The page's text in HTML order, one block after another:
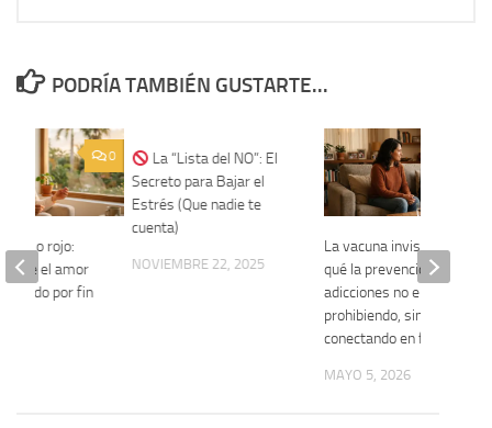
PODRÍA TAMBIÉN GUSTARTE...
La “Lista del NO”: El
Secreto para Bajar el
Estrés (Que nadie te
cuenta)
NOVIEMBRE 22, 2025
La vacuna invisible: Por
qué la prevención de
adicciones no empieza
prohibiendo, sino
conectando en familia
MAYO 5, 2026
0
hilo rojo:
el amor
por fin